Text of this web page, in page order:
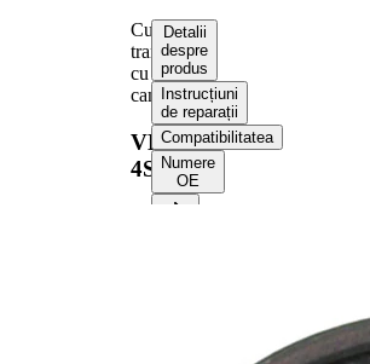
Curea
transmisie
cu
caneluri
VKMV
4SK803
Detalii
despre
produs
Instrucțiuni
de reparații
Compatibilitatea
Numere
OE
14,24 mm
negru